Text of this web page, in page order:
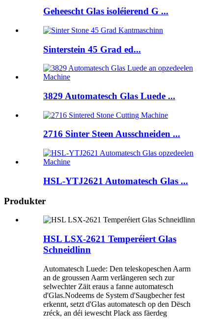
Geheescht Glas isoléierend G ...
Sinterstein 45 Grad ed...
3829 Automatesch Glas Luede ...
2716 Sinter Steen Ausschneiden ...
HSL-YTJ2621 Automatesch Glas ...
Produkter
HSL LSX-2621 Temperéiert Glas
Schneidlinn
Automatesch Luede: Den teleskopeschen Aarm
an de groussen Aarm verlängeren sech zur
selwechter Zäit eraus a fanne automatesch
d'Glas.Nodeems de System d'Saugbecher fest
erkennt, setzt d'Glas automatesch op den Dësch
zréck, an déi iewescht Plack ass fäerdeg